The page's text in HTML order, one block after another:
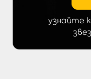
узнайте